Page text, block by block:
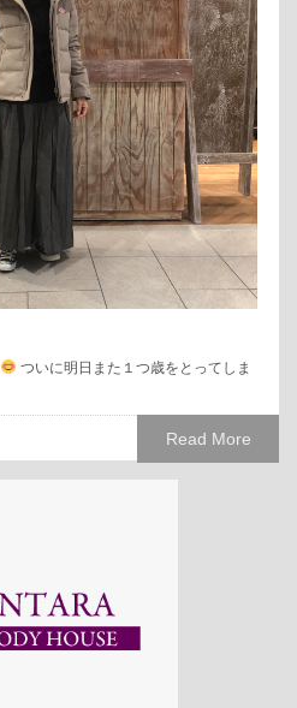
ついに明日また１つ歳をとってしま
Read More